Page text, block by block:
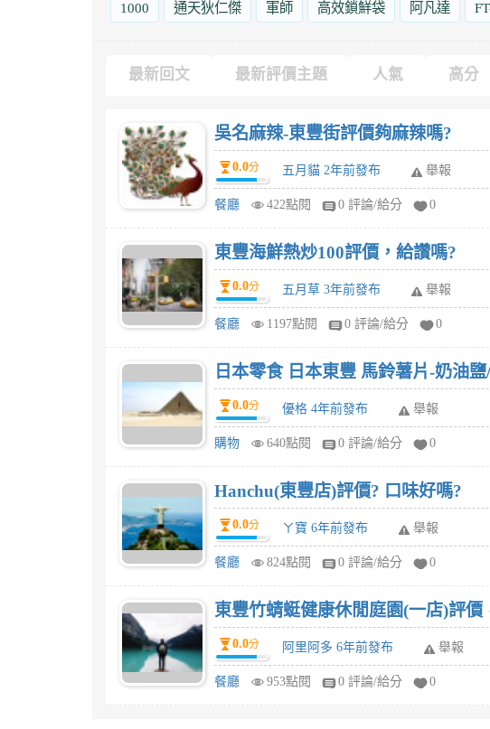
1000 通天狄仁傑 軍師 高效鎖鮮袋 阿凡達
最新回文 最新評價主題 人氣 高分
吳名麻辣-東豐街評價夠麻辣嗎?
0.0分 五月貓 2年前發布 舉報
餐廳 422點閱 0 評論/給分 0
東豐海鮮熱炒100評價，給讚嗎?
0.0分 五月草 3年前發布 舉報
餐廳 1197點閱 0 評論/給分 0
日本零食 日本東豐 馬鈴薯片-奶油
0.0分 優格 4年前發布 舉報
購物 640點閱 0 評論/給分 0
Hanchu(東豐店)評價? 口味好嗎?
0.0分 ㄚ寶 6年前發布 舉報
餐廳 824點閱 0 評論/給分 0
東豐竹蜻蜓健康休閒庭園(一店)評
0.0分 阿里阿多 6年前發布 舉報
餐廳 953點閱 0 評論/給分 0